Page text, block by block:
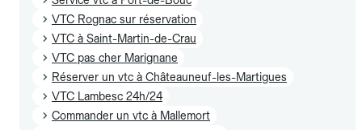
VTC Rognac sur réservation
VTC à Saint-Martin-de-Crau
VTC pas cher Marignane
Réserver un vtc à Châteauneuf-les-Martigues
VTC Lambesc 24h/24
Commander un vtc à Mallemort